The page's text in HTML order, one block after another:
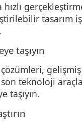
tasarım iş
taşıyın
gelişmiş
teknoloji
taşıyın.